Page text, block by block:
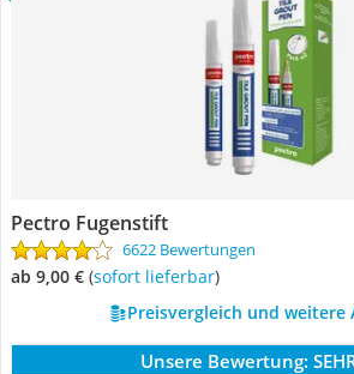
Pectro Fugenstift
6622 Bewertungen
ab 9,00 € ( Sofort lieferbar)
Preisvergleich und weitere
Unsere Bewertung: